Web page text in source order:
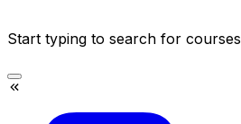
Start typing to search for courses